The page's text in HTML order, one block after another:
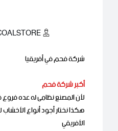
شركة فحم في أفريقيا
أكبر شركة فحم
لأن المصنع نظامى له عده
هكذا نختار أجود أنواع
الأفريقي